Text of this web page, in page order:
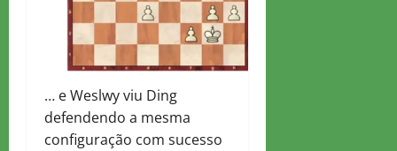
… e Weslwy viu Ding
defendendo a mesma
configuração com sucesso